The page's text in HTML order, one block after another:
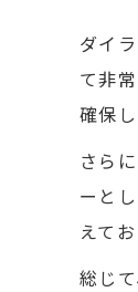
ダイ
て非
確保し
さら
ーと
えて
総じ